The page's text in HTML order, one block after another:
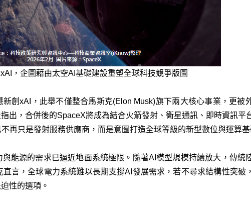
，企圖藉由太空AI基礎建設重塑全球科技競爭版圖
創xAI，此舉不僅整合馬斯克(Elon Musk)旗下兩大核心事業，更被
出，合併後的SpaceX將成為結合火箭發射、衛星通訊、即時資訊平
再只是發射服務供應商，而是意圖打造全球等級的新型數位與運算基
能源的需求已逼近地面系統極限。隨著AI模型規模持續放大，傳統
言，全球電力系統難以長期支撐AI發展需求，若不尋求結構性突破
性的選項。